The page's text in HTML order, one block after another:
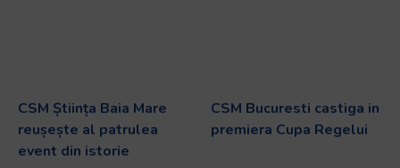
CSM Știința Baia Mare
reușește al patrulea
event din istorie
CSM Bucuresti castiga in
premiera Cupa Regelui